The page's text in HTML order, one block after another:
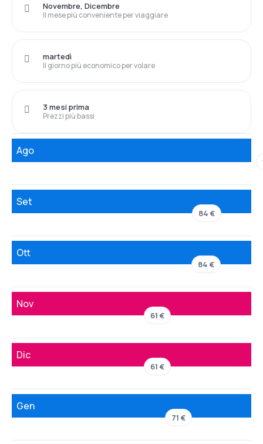
Il mese più conveniente per viaggiare
Novembre, Dicembre
Il giorno più economico per volare
martedì
Prezzi più bassi
3 mesi prima
Ago
Set
84 €
Ott
84 €
Nov
61 €
Dic
61 €
Gen
71 €